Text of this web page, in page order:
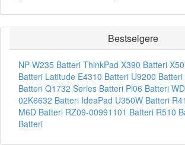
Bestselgere
NP-W235 Batteri ThinkPad X390 Batteri
Batteri Latitude E4310 Batteri U9200 Batteri
Batteri Q1732 Series Batteri Pi06 Batteri
02K6632 Batteri IdeaPad U350W Batteri
M6D Batteri RZ09-00991101 Batteri R510
Batteri